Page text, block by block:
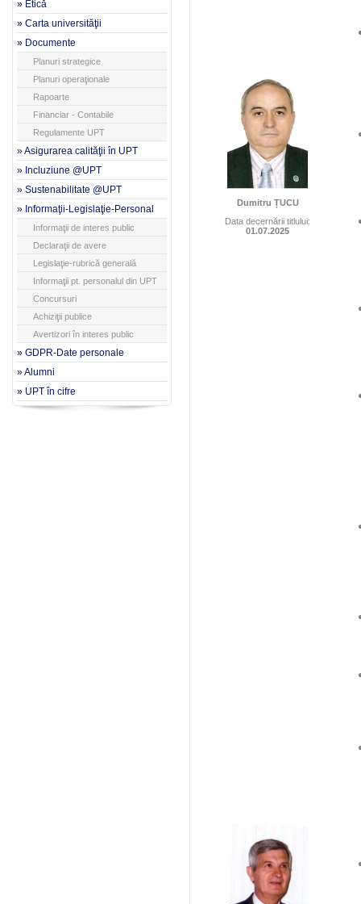
» Etică
» Carta universităţii
» Documente
Planuri strategice
Planuri operaţionale
Rapoarte
Financiar - Contabile
Regulamente UPT
» Asigurarea calităţii în UPT
» Incluziune @UPT
» Sustenabilitate @UPT
» Informaţii-Legislaţie-Personal
Informaţii de interes public
Declaraţii de avere
Legislaţie-rubrică generală
Informaţii pt. personalul din UPT
Concursuri
Achiziţii publice
Avertizori în interes public
» GDPR-Date personale
» Alumni
» UPT în cifre
Dumitru ȚUCU
Data decernării titlului:
01.07.2025